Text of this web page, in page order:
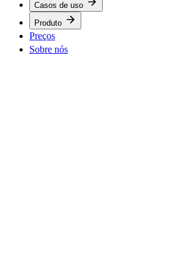
Casos de uso
Produto
Preços
Sobre nós